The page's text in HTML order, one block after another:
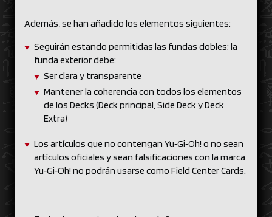
Además, se han añadido los elementos siguientes:
Seguirán estando permitidas las fundas dobles; la
funda exterior debe:
Ser clara y transparente
Mantener la coherencia con todos los elementos
de los Decks (Deck principal, Side Deck y Deck
Extra)
Los artículos que no contengan Yu‑Gi‑Oh! o no sean
artículos oficiales y sean falsificaciones con la marca
Yu‑Gi‑Oh! no podrán usarse como Field Center Cards.